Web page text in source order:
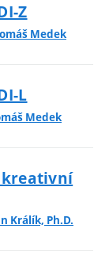
Z
Medek
L
Medek
Králík, Ph.D.